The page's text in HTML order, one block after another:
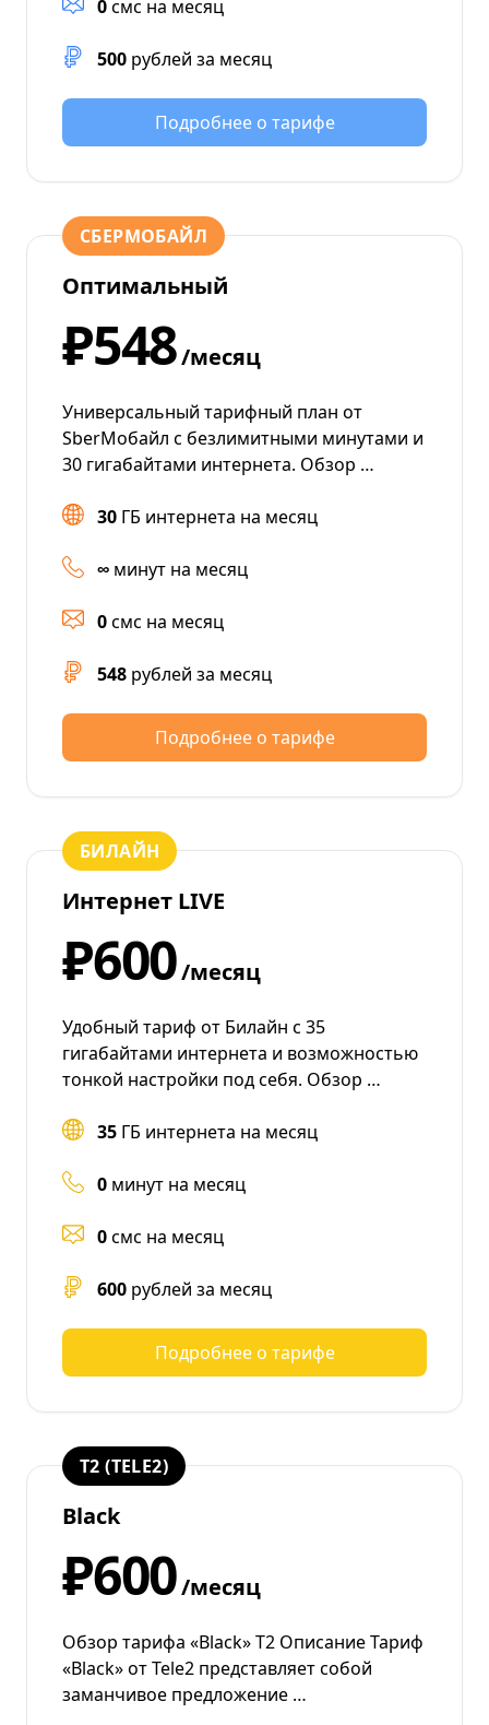
0смс на месяц
500 рублей за месяц
Подробнее о тарифе
СБЕРМОБАЙЛ
Оптимальный
₽548/месяц
Универсальный тарифный план от
SberМобайл с безлимитными минутами и
30 гигабайтами интернета. Обзор …
30 ГБ интернета на месяц
∞ минут на месяц
0смс на месяц
548 рублей за месяц
Подробнее о тарифе
БИЛАЙН
Интернет LIVE
₽600/месяц
Удобный тариф от Билайн с 35
гигабайтами интернета и возможностью
тонкой настройки под себя. Обзор …
35 ГБ интернета на месяц
0 минут на месяц
0смс на месяц
600 рублей за месяц
Подробнее о тарифе
T2 (TELE2)
Black
₽600/месяц
Обзор тарифа «Black» Т2 Описание Тариф
«Black» от Tele2 представляет собой
заманчивое предложение …